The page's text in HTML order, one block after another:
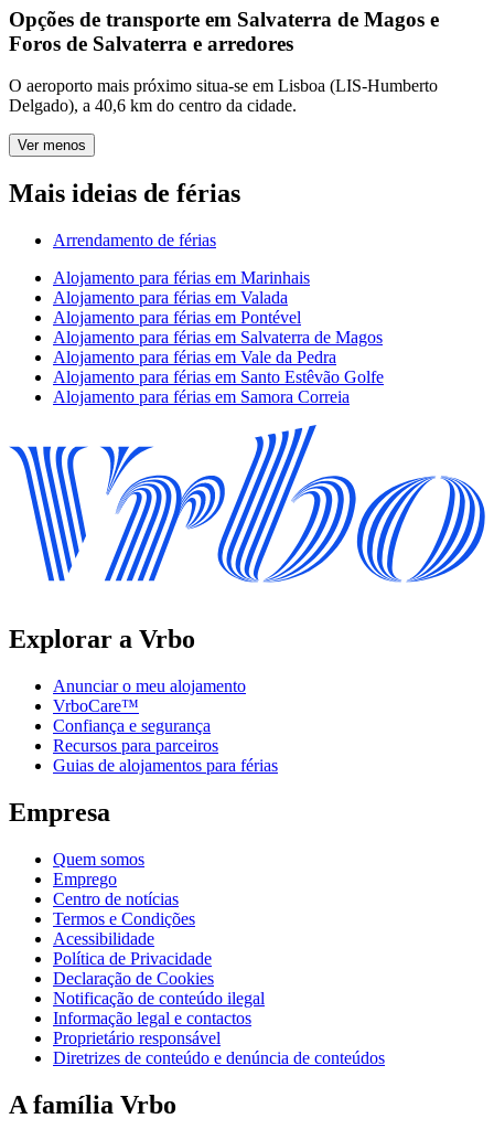
Opções de transporte em Salvaterra de Magos e
Foros de Salvaterra e arredores
O aeroporto mais próximo situa-se em Lisboa (LIS-Humberto
Delgado), a 40,6 km do centro da cidade.
Ver menos
Mais ideias de férias
Arrendamento de férias
Alojamento para férias em Marinhais
Alojamento para férias em Valada
Alojamento para férias em Pontével
Alojamento para férias em Salvaterra de Magos
Alojamento para férias em Vale da Pedra
Alojamento para férias em Santo Estêvão Golfe
Alojamento para férias em Samora Correia
Explorar a Vrbo
Anunciar o meu alojamento
VrboCare™
Confiança e segurança
Recursos para parceiros
Guias de alojamentos para férias
Empresa
Quem somos
Emprego
Centro de notícias
Termos e Condições
Acessibilidade
Política de Privacidade
Declaração de Cookies
Notificação de conteúdo ilegal
Informação legal e contactos
Proprietário responsável
Diretrizes de conteúdo e denúncia de conteúdos
A família Vrbo